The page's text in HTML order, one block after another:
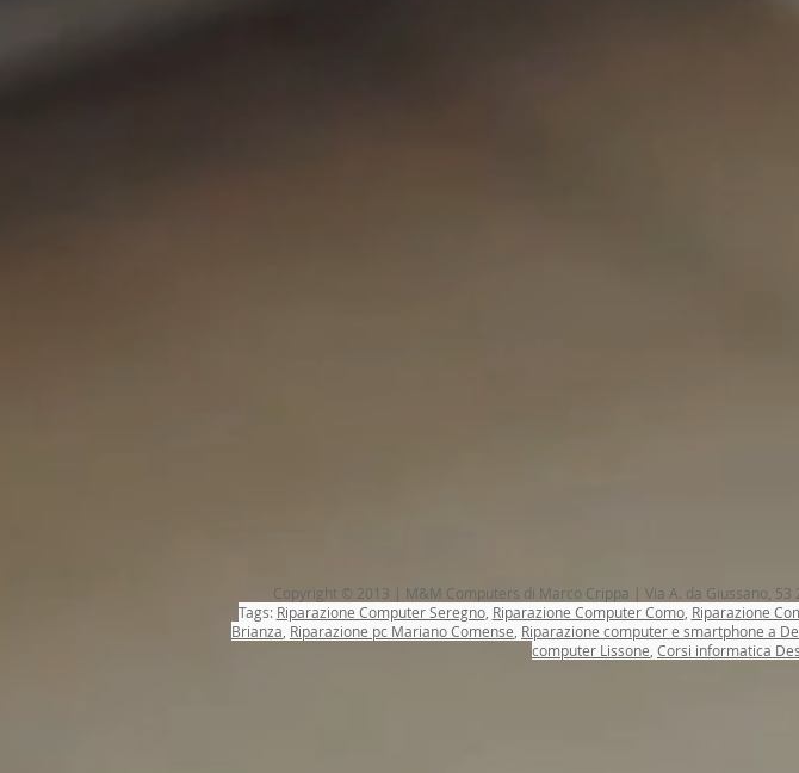
Copyright © 2013 | M&M Computers di Marco Crippa | Via A. da Giussano, 53
Tags: Riparazione Computer Seregno, Riparazione Computer Como, Riparazione
Brianza Riparazione pc Mariano Comense Riparazione computer e smartphone a
computer Lissone Corsi informatica